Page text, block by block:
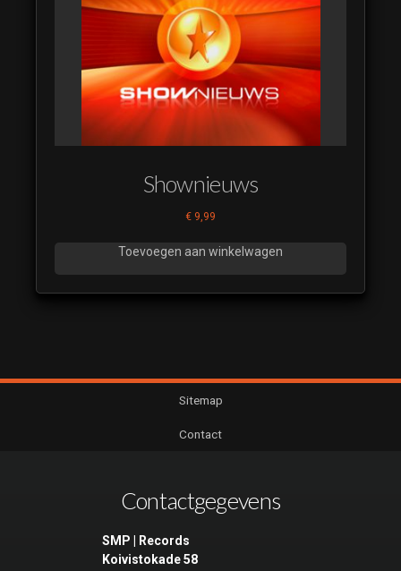
Shownieuws
€ 9,99
Toevoegen aan winkelwagen
Sitemap
Contact
Contactgegevens
SMP | Records
Koivistokade 58